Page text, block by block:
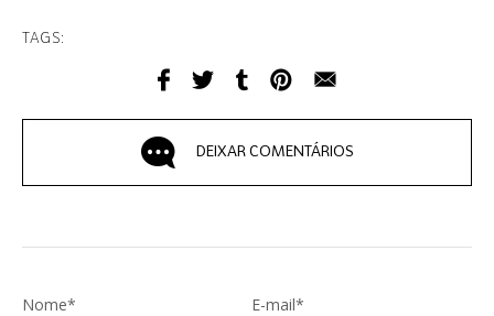
TAGS:
DEIXAR COMENTÁRIOS
Nome* E-mail*